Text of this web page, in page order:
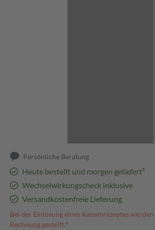
Persönliche Beratung
Heute bestellt und morgen geliefert³
Wechselwirkungscheck inklusive
Versandkostenfreie Lieferung
Bei der Einlösung eines Kassenrezeptes
Rechnung gestellt.⁴